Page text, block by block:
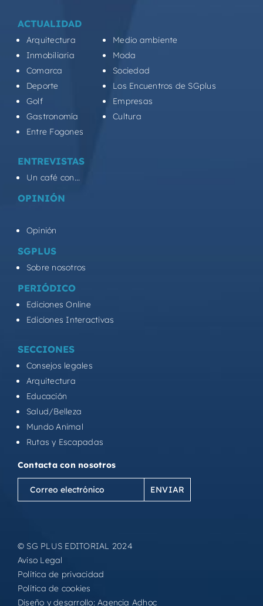
ACTUALIDAD
Arquitectura
Inmobiliaria
Comarca
Deporte
Golf
Gastronomía
Entre Fogones
Medio ambiente
Moda
Sociedad
Los Encuentros de SGplus
Empresas
Cultura
ENTREVISTAS
Un café con...
OPINIÓN
Opinión
SGPLUS
Sobre nosotros
PERIÓDICO
Ediciones Online
Ediciones Interactivas
SECCIONES
Consejos legales
Arquitectura
Educación
Salud/Belleza
Mundo Animal
Rutas y Escapadas
Contacta con nosotros
Correo
electrónico
© SG PLUS EDITORIAL 2024
Aviso Legal
Política de privacidad
Política de cookies
Diseño y desarrollo:Agencia Adhoc